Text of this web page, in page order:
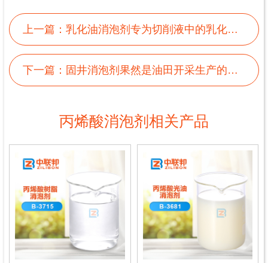
上一篇： 乳化油消泡剂专为切削液中的乳化油诞生
下一篇： 固井消泡剂果然是油田开采生产的好帮手
丙烯酸消泡剂相关产品